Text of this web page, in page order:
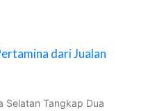
dari Jualan
Selatan Tangkap Dua